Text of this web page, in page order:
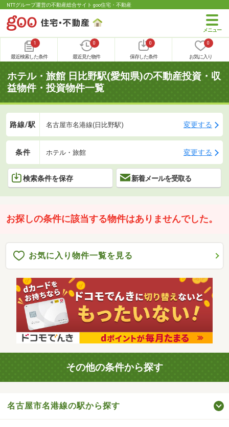
NTTグループ運営の不動産総合サイト goo住宅・不動産
1
最近検索した条件
0
最近見た物件
0
保存した条件
0
お気に入り
ホテル・旅館 日比野駅(愛知県)の不動産投資・収
益物件・投資物件一覧
路線/駅 名古屋市名港線(日比野駅) 変更する
条件 ホテル・旅館 変更する
検索条件を保存 新着メールを受取る
お探しの条件に該当する物件はありませんでした。
お気に入り物件一覧を見る
その他の条件から探す
名古屋市名港線の駅から探す